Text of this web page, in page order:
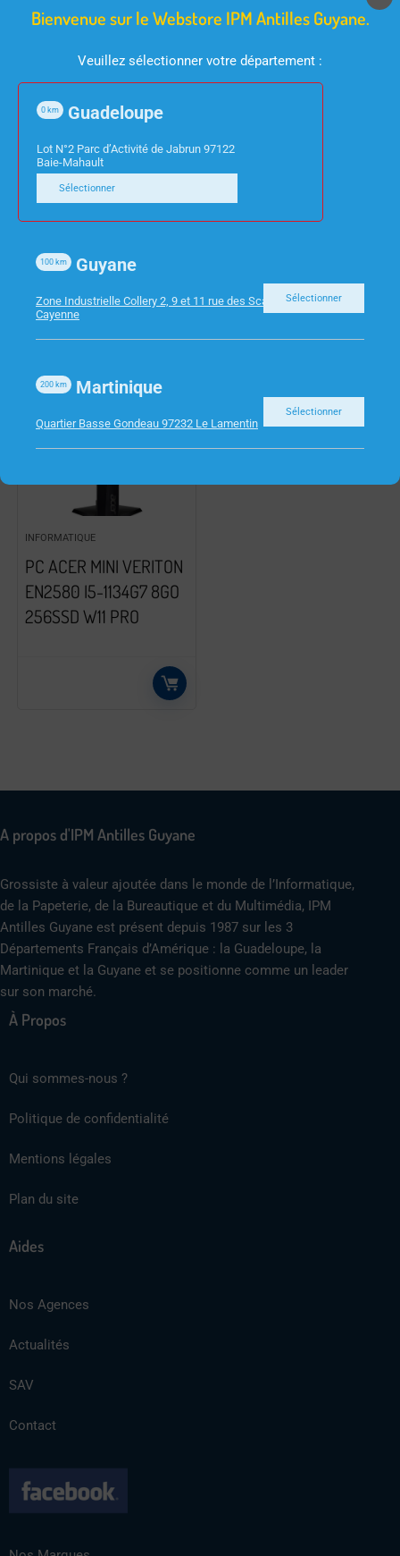
CABLE RJ45 NOIR CAT6
5M
ECRAN 49″ INCURVE
INFORMATIQUE
PC ACER MINI VERITON
EN2580 I5-1134G7 8GO
256SSD W11 PRO
A propos d'IPM Antilles Guyane
Grossiste à valeur ajoutée dans le monde de l’Informatique,
de la Papeterie, de la Bureautique et du Multimédia, IPM
Antilles Guyane est présent depuis 1987 sur les 3
Départements Français d’Amérique : la Guadeloupe, la
Martinique et la Guyane et se positionne comme un leader
sur son marché.
À Propos
Qui sommes-nous ?
Politique de confidentialité
Mentions légales
Plan du site
Aides
Nos Agences
Actualités
SAV
Contact
Bienvenue sur le Webstore IPM Antilles Guyane.
Veuillez sélectionner votre département :
Guadeloupe
0 km
Lot N°2 Parc d’Activité de Jabrun 97122
Baie-Mahault
Sélectionner
Guyane
100 km
Zone Industrielle Collery 2, 9 et 11 rue des Scarabees 97300
Cayenne
Sélectionner
Martinique
200 km
Quartier Basse Gondeau 97232 Le Lamentin
Sélectionner